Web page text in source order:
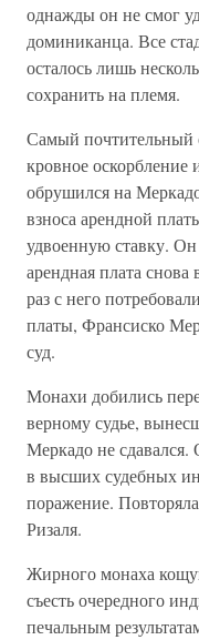
однажды он не смог
доминиканца. Все
осталось лишь
сохранить на племя.
Самый почтительный
кровное
обрушился на
взноса арендной
удвоенную ставку.
арендная плата
раз с него
платы, Франсиско
суд.
Монахи добились
верному судье,
Меркадо не сдавался.
в высших судебных
поражение.
Ризаля.
Жирного монаха
съесть очередного
печальным